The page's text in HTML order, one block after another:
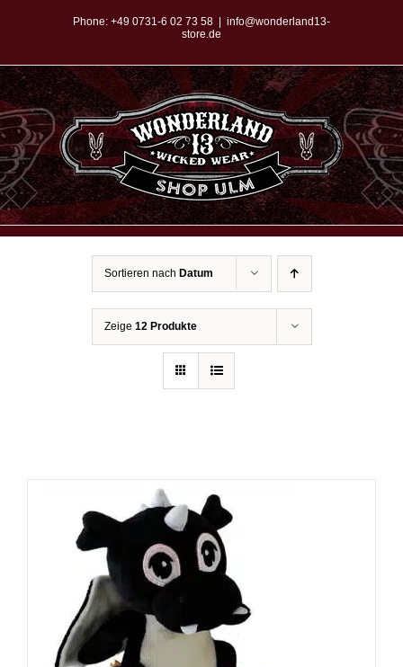
springen
Phone: +49 0731-6 02 73 58
info@wonderland13-
store.de
Sortieren nach Datum
Zeige 12 Produkte